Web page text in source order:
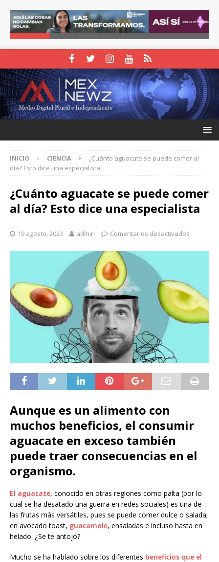
INICIO CIENCIA
¿Cuánto aguacate se puede comer al
día? Esto dice una especialista
¿Cuánto aguacate se puede comer
al día? Esto dice una especialista
19 agosto, 2023 admin Comentarios desactivados
Aunque es un alimento con
muchos beneficios, el consumir
aguacate en exceso también
puede traer consecuencias en el
organismo.
El aguacate, conocido en otras regiones como palta (por lo
cual se ha desatado una guerra en redes sociales) es una de
las frutas más versátiles, pues se puede comer dulce o salada;
en avocado toast, guacamole, ensaladas e incluso hasta en
helado. ¿Se te antojó?
Mucho se ha hablado sobre los diferentes beneficios que el